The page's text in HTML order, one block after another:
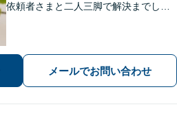
依頼者さまと二人三脚で解決までしっ
ひご相談ください【柔軟な費用体系】
メールでお問い合わせ